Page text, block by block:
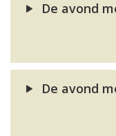
De avond
De avond